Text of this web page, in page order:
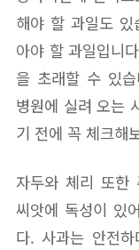
해야 할 과일도
아야 할 과일입니
을 초래할 수 있
병원에 실려 오는
기 전에 꼭 체크해
자두와 체리 또한
씨앗에 독성이 있
다. 사과는 안전